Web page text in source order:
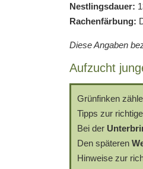
Nestlingsdauer:
Rachenfärbung:
Diese Angaben
Aufzucht
Grünfinken
Tipps zur
Bei der
Den späteren
Hinweise zur